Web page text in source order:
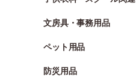
文房具・事務用品
ペット用品
防災用品